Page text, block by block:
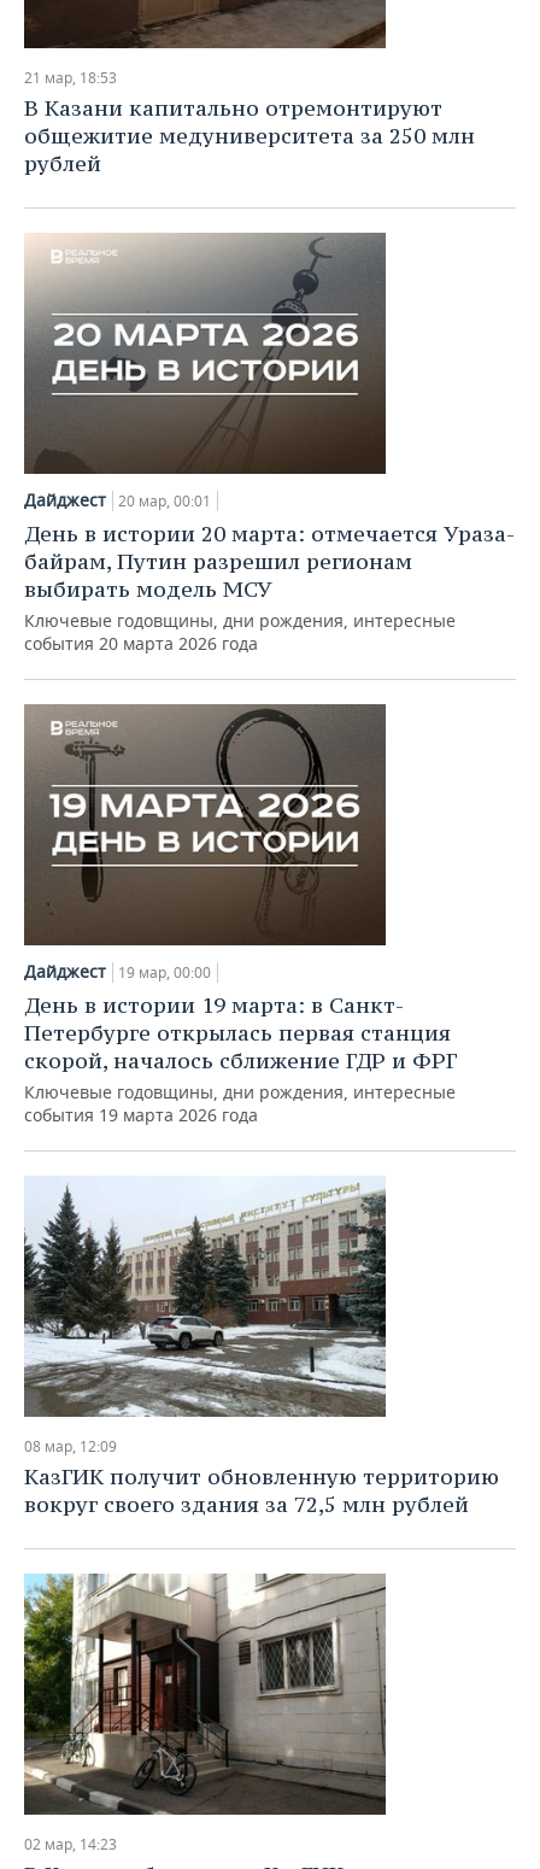
21 мар, 18:53
В Казани капитально отремонтируют
общежитие медуниверситета за 250 млн
рублей
Дайджест 20 мар, 00:01
День в истории 20 марта: отмечается Ураза-
байрам, Путин разрешил регионам
выбирать модель МСУ
Ключевые годовщины, дни рождения, интересные
события 20 марта 2026 года
Дайджест 19 мар, 00:00
День в истории 19 марта: в Санкт-
Петербурге открылась первая станция
скорой, началось сближение ГДР и ФРГ
Ключевые годовщины, дни рождения, интересные
события 19 марта 2026 года
08 мар, 12:09
КазГИК получит обновленную территорию
вокруг своего здания за 72,5 млн рублей
02 мар, 14:23